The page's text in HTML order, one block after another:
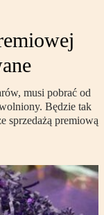
musi pobrać od
Będzie tak
sprzedażą premiową